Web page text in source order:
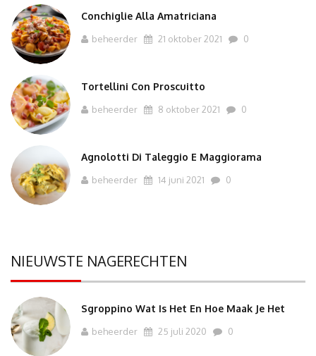
Conchiglie Alla Amatriciana
beheerder 21 oktober 2021 0
Tortellini Con Proscuitto
beheerder 8 oktober 2021 0
Agnolotti Di Taleggio E Maggiorama
beheerder 14 juni 2021 0
NIEUWSTE NAGERECHTEN
Sgroppino Wat Is Het En Hoe Maak Je Het
beheerder 25 juli 2020 0